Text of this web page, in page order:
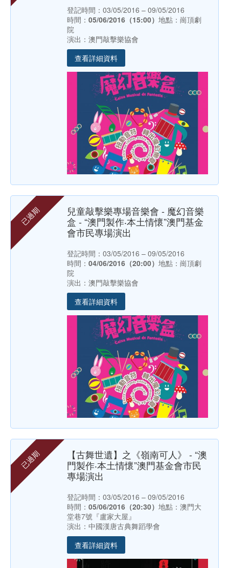
登記時間：03/05/2016 – 09/05/2016
時間： 05/06/2016（15:00） 地點：崗頂劇
院
演出：澳門敲擊樂協會
查看詳細資料
已過期
兒童敲擊樂專場音樂會 - 魔幻音樂
盒 - “澳門製作‧本土情懷”澳門基金
會市民專場演出
登記時間：03/05/2016 – 09/05/2016
時間： 04/06/2016（20:00） 地點：崗頂劇
院
演出：澳門敲擊樂協會
查看詳細資料
已過期
【古舞世遺】之《嶺南可人》 - “澳
門製作‧本土情懷”澳門基金會市民
專場演出
登記時間：03/05/2016 – 09/05/2016
時間： 05/06/2016（20:30） 地點：澳門大
堂巷7號『盧家大屋』
演出：中國漢唐古典舞蹈學會
查看詳細資料